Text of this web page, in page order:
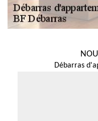
Débarras